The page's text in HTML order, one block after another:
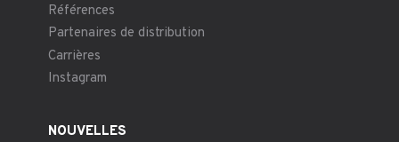
Références
Partenaires de distribution
Carrières
Instagram
NOUVELLES